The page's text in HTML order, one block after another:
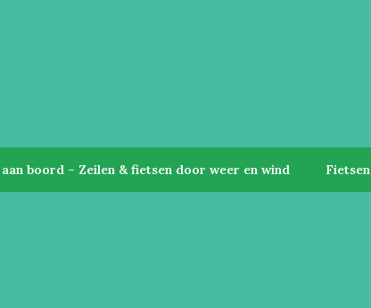
boord – Zeilen & fietsen door weer en wind Fietsen